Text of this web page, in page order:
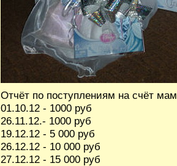
Отчёт по поступлениям на счёт
01.10.12 - 1000 руб
26.11.12.- 1000 руб
19.12.12 - 5 000 руб
26.12.12 - 10 000 руб
27.12.12 - 15 000 руб